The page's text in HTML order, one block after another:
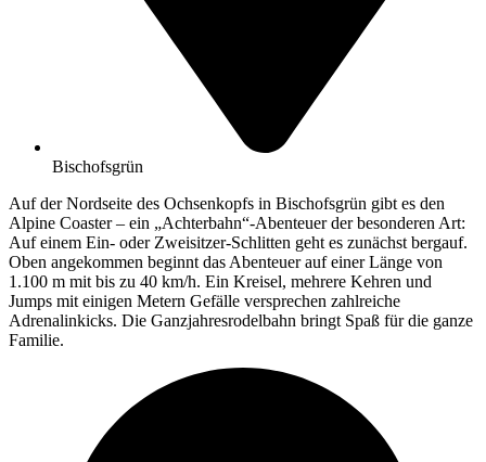
Bischofsgrün
Auf der Nordseite des Ochsenkopfs in Bischofsgrün gibt es den
Alpine Coaster – ein „Achterbahn“-Abenteuer der besonderen Art:
Auf einem Ein- oder Zweisitzer-Schlitten geht es zunächst bergauf.
Oben angekommen beginnt das Abenteuer auf einer Länge von
1.100 m mit bis zu 40 km/h. Ein Kreisel, mehrere Kehren und
Jumps mit einigen Metern Gefälle versprechen zahlreiche
Adrenalinkicks. Die Ganzjahresrodelbahn bringt Spaß für die ganze
Familie.